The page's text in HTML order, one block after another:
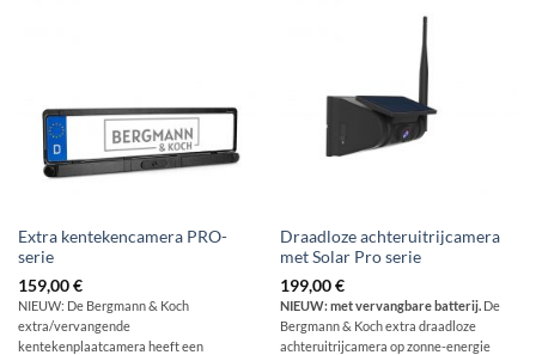
Extra kentekencamera PRO-
serie
159,00€
NIEUW: De Bergmann & Koch
extra/vervangende
kentekenplaatcamera heeft een
Draadloze achteruitrijcamera
met Solar Pro serie
199,00€
NIEUW: met vervangbare batterij. De
Bergmann & Koch extra draadloze
achteruitrijcamera op zonne-energie